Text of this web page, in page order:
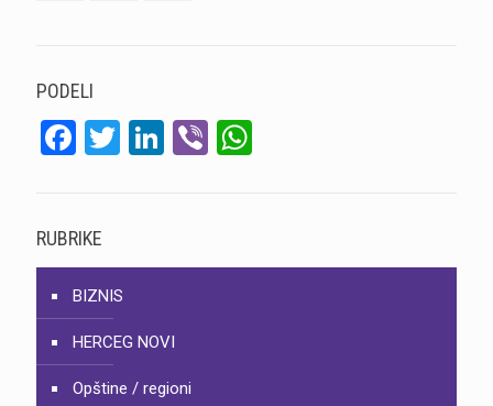
PODELI
Facebook
Twitter
LinkedIn
Viber
RUBRIKE
BIZNIS
HERCEG NOVI
Opštine / regioni